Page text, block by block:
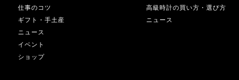
仕事のコツ
ギフト・手土産
ニュース
イベント
ショップ
高級時計の買い方・選び方
ニュース